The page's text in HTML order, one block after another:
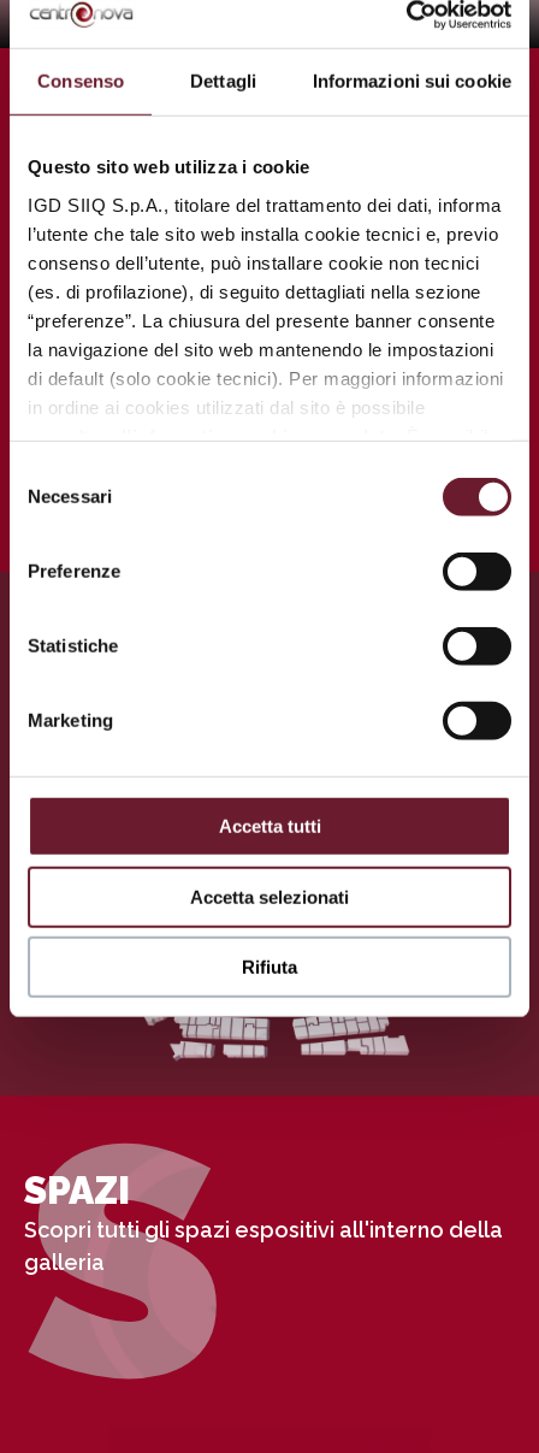
Consenso Dettagli Informazioni sui cookie
Questo sito web utilizza i cookie
IGD SIIQ S.p.A., titolare del trattamento dei dati, informa
l’utente che tale sito web installa cookie tecnici e, previo
consenso dell’utente, può installare cookie non tecnici
(es. di profilazione), di seguito dettagliati nella sezione
“preferenze”. La chiusura del presente banner consente
la navigazione del sito web mantenendo le impostazioni
di default (solo cookie tecnici). Per maggiori informazioni
in ordine ai cookies utilizzati dal sito è possibile
mediante il link “
delNecessari
Preferenze
Statistiche
Marketing
Accetta tutti
Accetta selezionati
Rifiuta
Scopri tutto lo shopping che ti aspetta in
Galleria
N
MAPPA
M
SPAZI
Scopri tutti gli spazi espositivi all'interno della
galleria
S